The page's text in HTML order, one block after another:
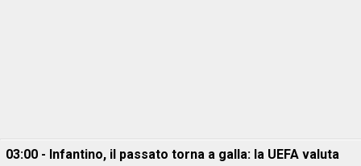
03:00 - Infantino, il passato torna a galla: la UEFA valuta